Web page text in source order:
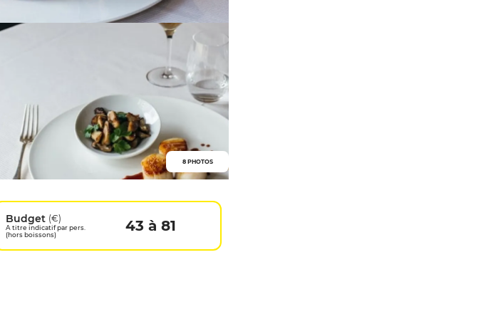
8 PHOTOS
Budget (€)
A titre indicatif par pers.
(hors boissons)
43 à 81